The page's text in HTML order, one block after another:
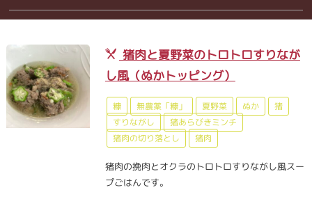
猪肉と夏野菜のトロトロすりなが
し風（ぬかトッピング）
糠 無農薬「糠」 夏野菜 ぬか
猪
すりながし
猪あらびきミンチ
猪肉の切り落とし
猪肉
猪肉の挽肉とオクラのトロトロすりながし風スー
プごはんです。